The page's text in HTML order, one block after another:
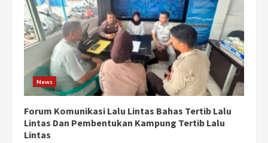
News
Forum Komunikasi Lalu Lintas Bahas Tertib Lalu
Lintas Dan Pembentukan Kampung Tertib Lalu
Lintas